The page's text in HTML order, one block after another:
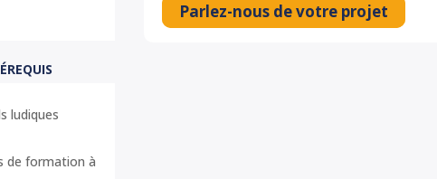
ludiques
de formation à
Parlez-nous de votre projet